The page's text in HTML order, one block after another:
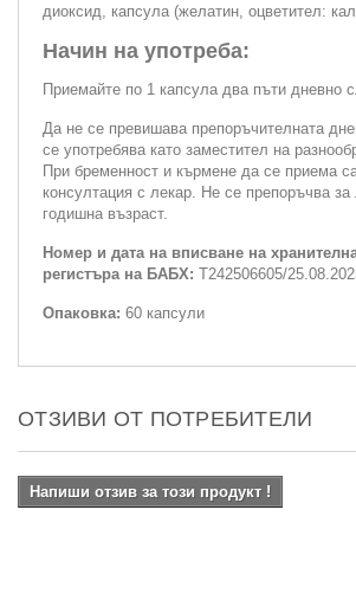
диоксид, капсула (желатин, оцветител:
Начин на употреба:
Приемайте по 1 капсула два пъти дневно
Да не се превишава препоръчителната
се употребява като заместител на
При бременност и кърмене да се приема
консултация с лекар. Не се препоръчва
годишна възраст.
Номер и дата на вписване на
регистъра на БАБХ: Т242506605/
Опаковка: 60 капсули
ОТЗИВИ ОТ ПОТРЕБИТЕЛИ
Напиши отзив за този продукт !